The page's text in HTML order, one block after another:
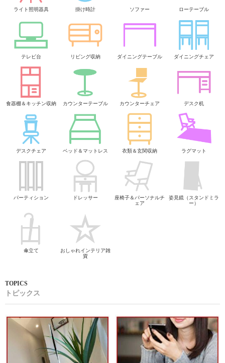
ライト照明器具 掛け時計 ソファー ローテーブル
テレビ台 リビング収納 ダイニングテーブル ダイニングチェア
食器棚＆キッチン収納 カウンターテーブル カウンターチェア デスク机
デスクチェア ベッド＆マットレス 衣類＆玄関収納 ラグマット
パーティション ドレッサー
座椅子＆パーソナルチ
ェア
姿見鏡（スタンドミラ
ー）
傘立て
おしゃれインテリア雑
貨
トピックス